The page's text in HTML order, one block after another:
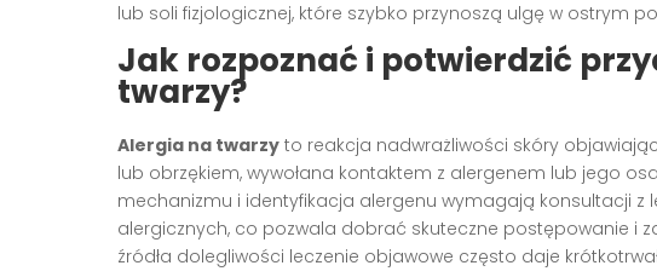
lub soli fizjologicznej, które szybko przynoszą ulgę w ostrym
Jak rozpoznać i potwierdzić
twarzy?
Alergia na twarzy to reakcja nadwrażliwości skóry
lub obrzękiem, wywołana kontaktem z alergenem lub jego
mechanizmu i identyfikacja alergenu wymagają konsultacji z
alergicznych, co pozwala dobrać skuteczne postępowanie i
źródła dolegliwości leczenie objawowe często daje